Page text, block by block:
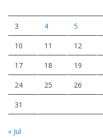
3 4 5
10 11 12
17 18 19
24 25 26
31
« Jul